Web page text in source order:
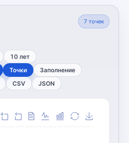
7 точек
10 лет
Точки Заполнение
CSV JSON